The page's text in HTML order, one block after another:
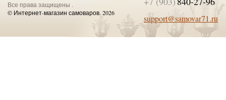
Все права защищены .
© Интернет-магазин самоваров. 2026
support@samovar71.ru